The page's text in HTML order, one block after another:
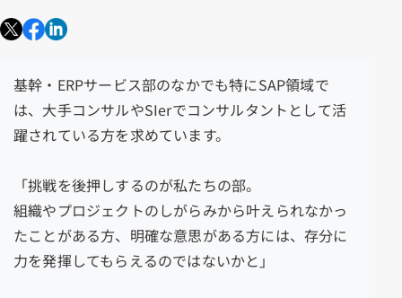
基幹・ERPサービス部のなかでも特にSAP領域で
は、 大手コンサルやSIerでコンサルタントとして活
躍されている方を求めています。
「挑戦を後押しするのが私たちの部。
組織やプロジェクトのしがらみから叶えられなかっ
たことがある方、明確な意思がある方には、存分に
力を発揮してもらえるのではないかと」